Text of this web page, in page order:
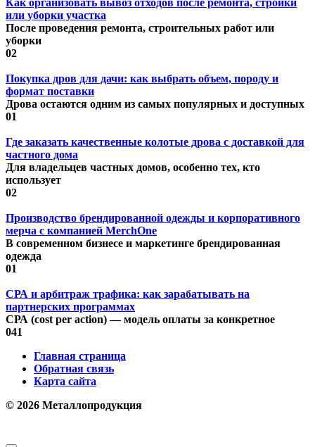
или уборки участка
После проведения ремонта, строительных работ или
уборки
02
Покупка дров для дачи: как выбрать объем, породу и
формат поставки
Дрова остаются одним из самых популярных и доступных
01
Где заказать качественные колотые дрова с доставкой для
частного дома
Для владельцев частных домов, особенно тех, кто
использует
02
Производство брендированной одежды и корпоративного
мерча с компанией MerchOne
В современном бизнесе и маркетинге брендированная
одежда
01
СРА и арбитраж трафика: как зарабатывать на
партнерских программах
СРА (cost per action) — модель оплаты за конкретное
041
Главная страница
Обратная связь
Карта сайта
© 2026 Металлопродукция